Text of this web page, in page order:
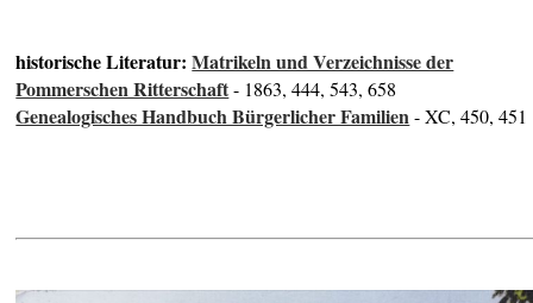
historische Literatur:Matrikeln und Verzeichnisse der
Pommerschen Ritterschaft- 1863, 444, 543, 658
Genealogisches Handbuch Bürgerlicher Familien- XC, 450, 451